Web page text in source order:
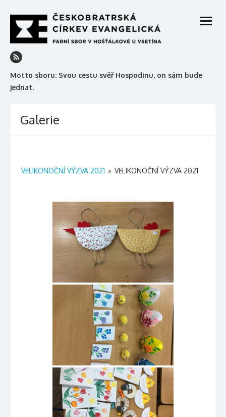
to
content
Motto sboru: Svou cestu svěř Hospodinu, on sám bude
jednat.
open
Galerie
VELIKONOČNÍ VÝZVA 2021 » VELIKONOČNÍ VÝZVA 2021